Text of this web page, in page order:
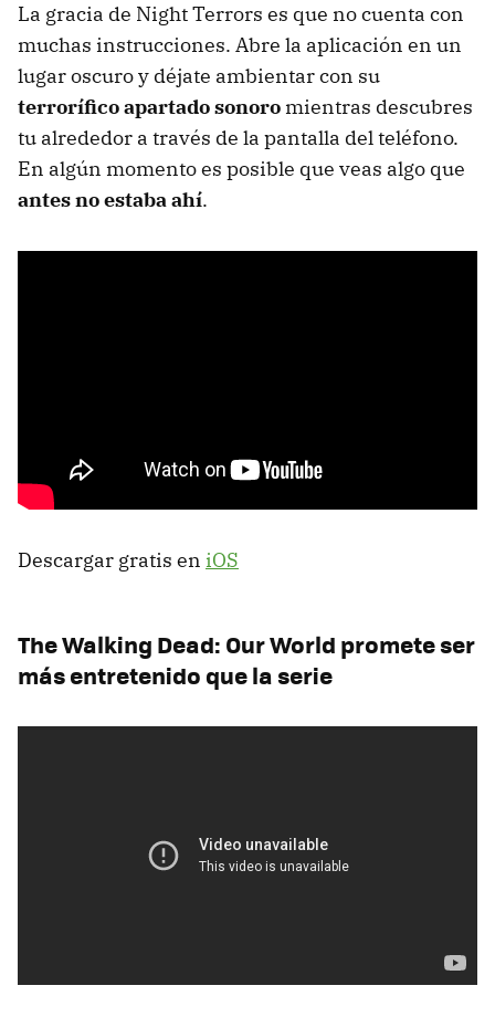
La gracia de Night Terrors es que no cuenta con
muchas instrucciones. Abre la aplicación en un
lugar oscuro y déjate ambientar con su
terrorífico apartado sonoro mientras descubres
tu alrededor a través de la pantalla del teléfono.
En algún momento es posible que veas algo que
antes no estaba ahí.
Descargar gratis en iOS
The Walking Dead: Our World promete ser
más entretenido que la serie